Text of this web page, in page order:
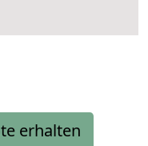
erhalten